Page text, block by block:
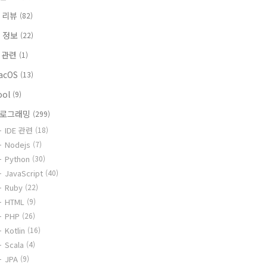
뷰 (82)
보 (22)
련 (1)
(13)
(9)
그래밍 (299)
IDE 관련 (18)
Nodejs (7)
Python (30)
JavaScript (40)
Ruby (22)
HTML (9)
PHP (26)
Kotlin (16)
Scala (4)
JPA (9)